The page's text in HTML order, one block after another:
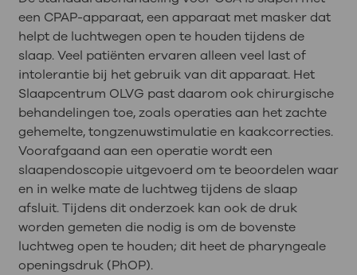
een CPAP-apparaat, een apparaat met masker dat
helpt de luchtwegen open te houden tijdens de
slaap. Veel patiënten ervaren alleen veel last of
intolerantie bij het gebruik van dit apparaat. Het
Slaapcentrum OLVG past daarom ook chirurgische
behandelingen toe, zoals operaties aan het zachte
gehemelte, tongzenuwstimulatie en kaakcorrecties.
Voorafgaand aan een operatie wordt een
slaapendoscopie uitgevoerd om te beoordelen waar
en in welke mate de luchtweg tijdens de slaap
afsluit. Tijdens dit onderzoek kan ook de druk
worden gemeten die nodig is om de bovenste
luchtweg open te houden; dit heet de pharyngeale
openingsdruk (PhOP).